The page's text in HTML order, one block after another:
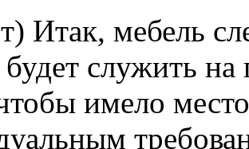
Итак, мебель
служить
имело